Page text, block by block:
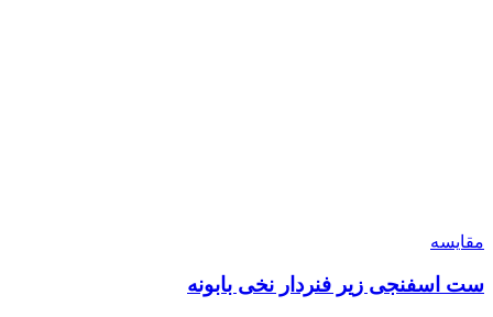
مقایسه
ست اسفنجی زیر فنردار نخی بابونه